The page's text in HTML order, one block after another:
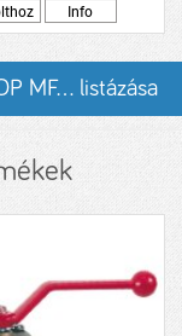
Info
MF... listázása